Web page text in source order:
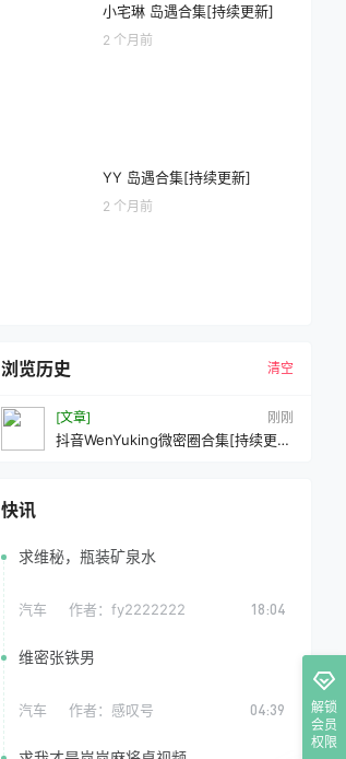
小宅琳 岛遇合集[持续更新]
2 个月前
YY 岛遇合集[持续更新]
2 个月前
浏览历史 清空
[文章] 刚刚
抖音WenYuking微密圈合集[持续更新
快讯
求维秘，瓶装矿泉水
汽车 作者： fy2222222 18:04
维密张铁男
汽车 作者： 感叹号 04:39
解锁
会员
权限